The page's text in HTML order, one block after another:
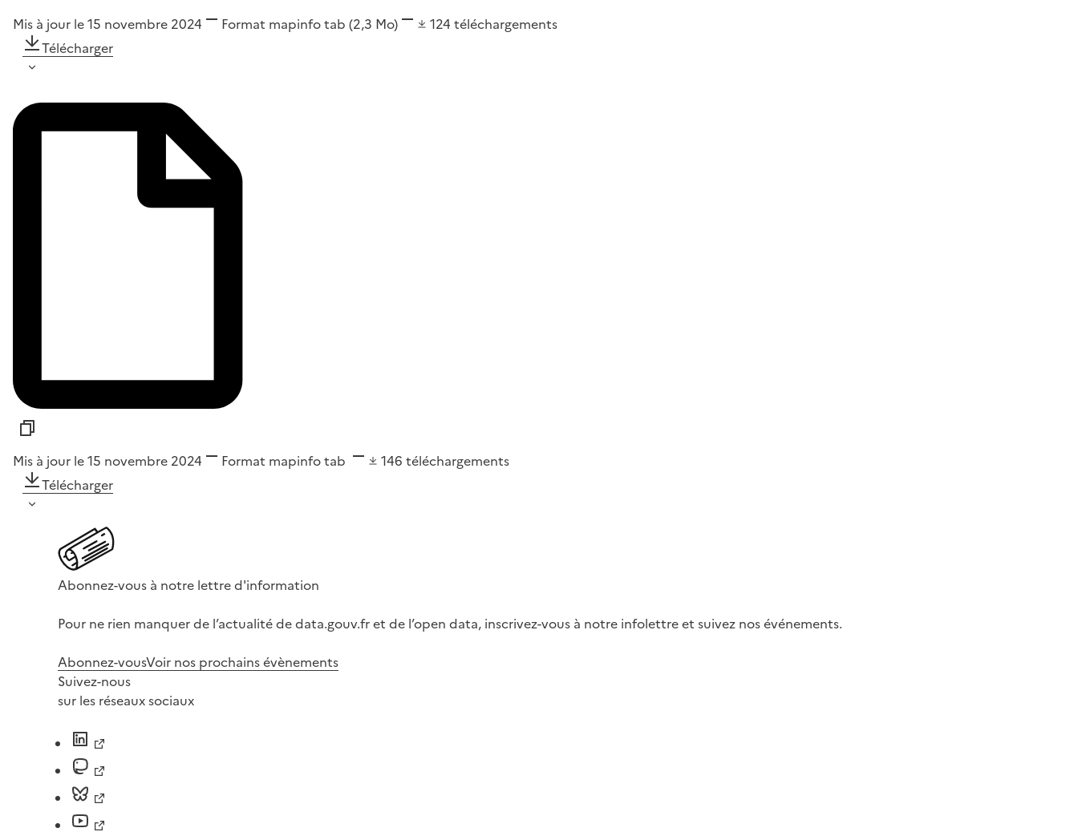
Mis à jour le 15 novembre 2024 Format mapinfo tab (2,3 Mo) 124 téléchargements
Télécharger
Mis à jour le 15 novembre 2024 Format mapinfo tab 146 téléchargements
Télécharger
Abonnez-vous à notre lettre d'information
Pour ne rien manquer de l’actualité de data.gouv.fr et de l’open data, inscrivez-vous à notre infolettre et suivez nos événements.
Abonnez-vousVoir nos prochains évènements
Suivez-nous
sur les réseaux sociaux